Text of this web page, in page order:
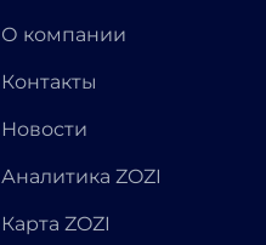
О компании
Контакты
Новости
Аналитика ZOZI
Карта ZOZI